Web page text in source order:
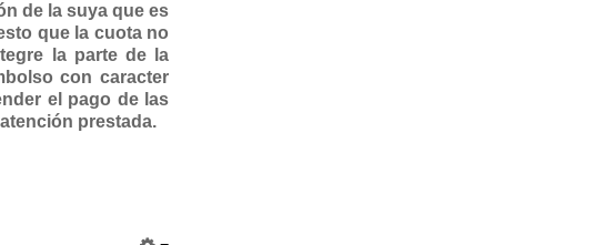
de la suya que es
que la cuota no
la parte de la
con caracter
el pago de las
prestada.